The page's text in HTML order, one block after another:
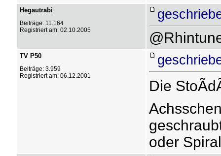
Hegautrabi
Beiträge: 11.164
Registriert am: 02.10.2005
TV P50
Beiträge: 3.959
Registriert am: 06.12.2001
Die
oder